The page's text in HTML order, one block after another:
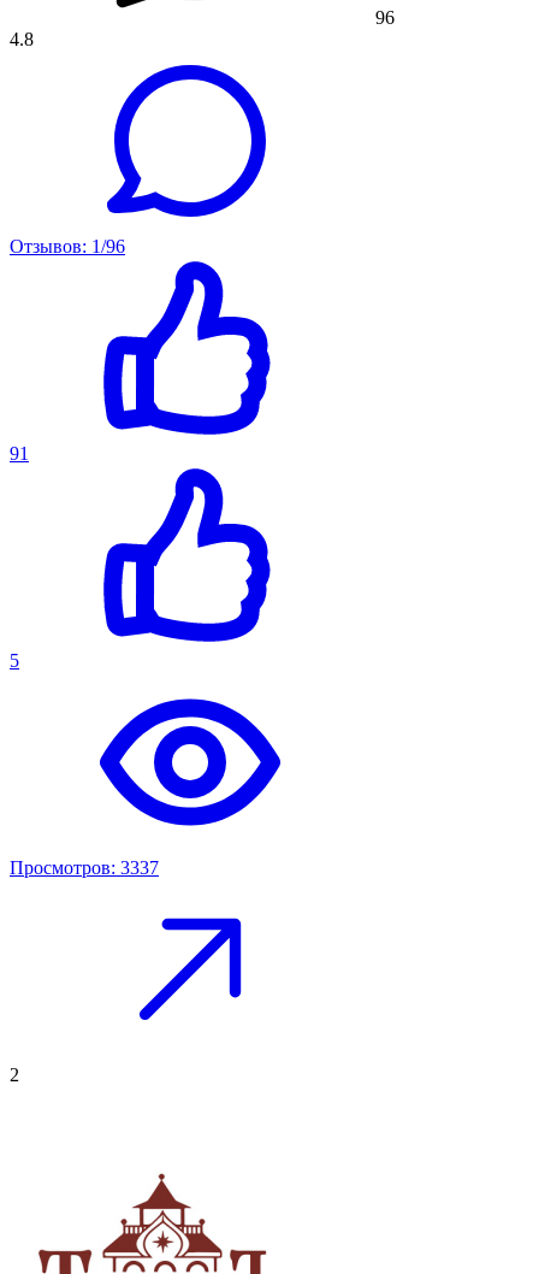
96
4.8
Отзывов: 1/96
91
5
Просмотров: 3337
2